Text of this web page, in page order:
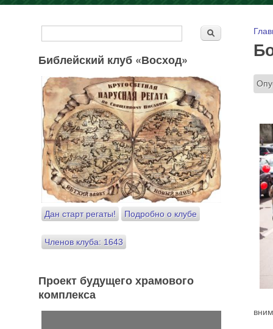
Вы
Форма поиска
Библейский клуб «Восход»
Дан старт регаты! Подробно о клубе
Членов клуба: 1643
Проект будущего храмового
комплекса